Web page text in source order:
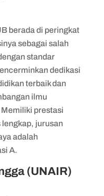
berada di peringkat
sebagai salah
standar
dedikasi
terbaik dan
ilmu
prestasi
jurusan
adalah
A.
(UNAIR)